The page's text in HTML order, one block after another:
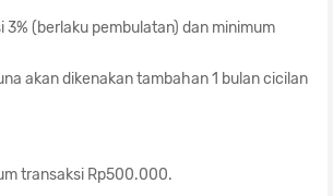
(berlaku pembulatan) dan minimum
akan dikenakan tambahan 1 bulan cicilan
transaksi Rp500.000.